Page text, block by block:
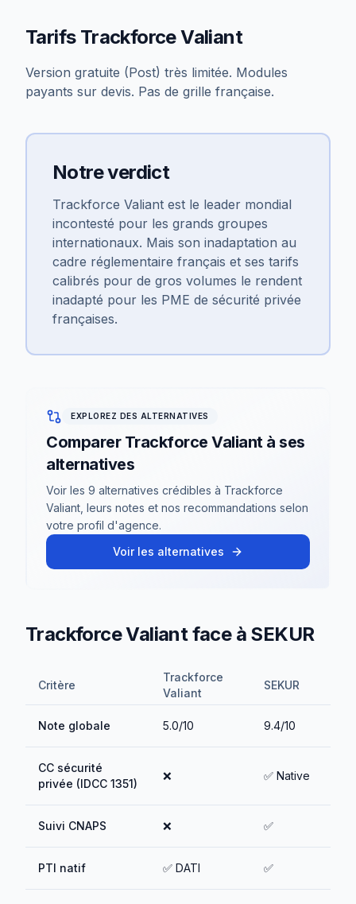
Tarifs Trackforce Valiant
Version gratuite (Post) très limitée. Modules
payants sur devis. Pas de grille française.
Notre verdict
Trackforce Valiant est le leader mondial
incontesté pour les grands groupes
internationaux. Mais son inadaptation au
cadre réglementaire français et ses tarifs
calibrés pour de gros volumes le rendent
inadapté pour les PME de sécurité privée
françaises.
EXPLOREZ DES ALTERNATIVES
Comparer Trackforce Valiant à ses
alternatives
Voir les 9 alternatives crédibles à Trackforce
Valiant, leurs notes et nos recommandations selon
votre profil d'agence.
Voir les alternatives
Trackforce Valiantface à SEKUR
Critère
Trackforce
Valiant
SEKUR
Note globale 5.0/10 9.4/10
CC sécurité
privée (IDCC 1351)
❌ ✅ Native
Suivi CNAPS ❌ ✅
PTI natif ✅ DATI ✅